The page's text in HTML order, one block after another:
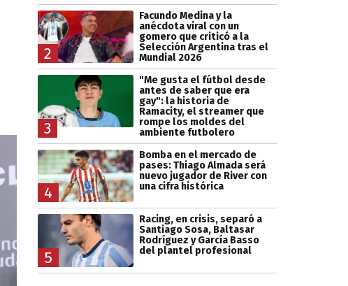
2
Facundo Medina y la
anécdota viral con un
gomero que criticó a la
Selección Argentina tras el
Mundial 2026
3
"Me gusta el fútbol desde
antes de saber que era
gay": la historia de
Ramacity, el streamer que
rompe los moldes del
ambiente futbolero
4
Bomba en el mercado de
pases: Thiago Almada será
nuevo jugador de River con
una cifra histórica
5
Racing, en crisis, separó a
Santiago Sosa, Baltasar
Rodríguez y García Basso
del plantel profesional